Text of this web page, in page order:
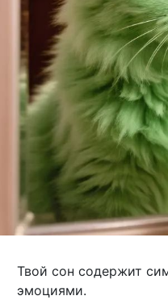
Твой сон содержит
эмоциями.